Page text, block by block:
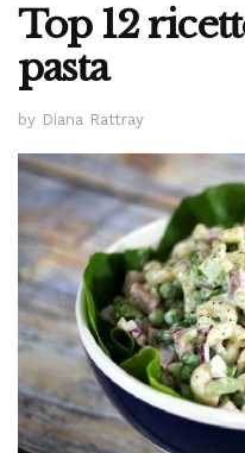
Top 12
pasta
by Diana Rattray